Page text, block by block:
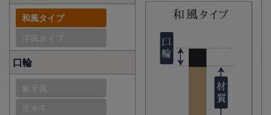
和風タイプ
洋風タイプ
口輪
象牙風
黒水牛